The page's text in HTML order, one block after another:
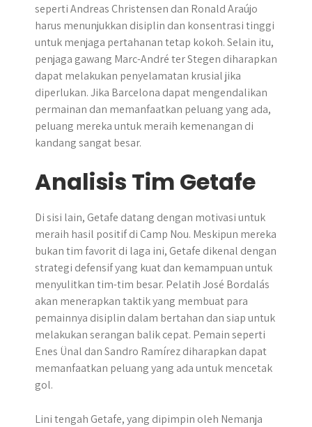
seperti Andreas Christensen dan Ronald Araújo
harus menunjukkan disiplin dan konsentrasi tinggi
untuk menjaga pertahanan tetap kokoh. Selain itu,
penjaga gawang Marc-André ter Stegen diharapkan
dapat melakukan penyelamatan krusial jika
diperlukan. Jika Barcelona dapat mengendalikan
permainan dan memanfaatkan peluang yang ada,
peluang mereka untuk meraih kemenangan di
kandang sangat besar.
Analisis Tim Getafe
Di sisi lain, Getafe datang dengan motivasi untuk
meraih hasil positif di Camp Nou. Meskipun mereka
bukan tim favorit di laga ini, Getafe dikenal dengan
strategi defensif yang kuat dan kemampuan untuk
menyulitkan tim-tim besar. Pelatih José Bordalás
akan menerapkan taktik yang membuat para
pemainnya disiplin dalam bertahan dan siap untuk
melakukan serangan balik cepat. Pemain seperti
Enes Ünal dan Sandro Ramírez diharapkan dapat
memanfaatkan peluang yang ada untuk mencetak
gol.
Lini tengah Getafe, yang dipimpin oleh Nemanja